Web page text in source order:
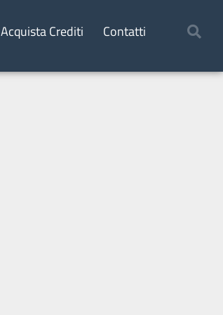
Acquista Crediti Contatti